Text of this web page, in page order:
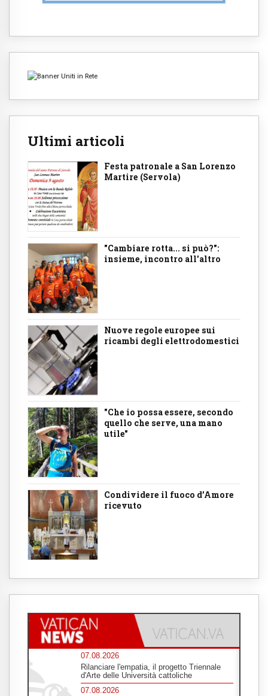
Ultimi articoli
Festa patronale a San Lorenzo
Martire (Servola)
"Cambiare rotta... si può?":
insieme, incontro all'altro
Nuove regole europee sui
ricambi degli elettrodomestici
"Che io possa essere, secondo
quello che serve, una mano
utile"
Condividere il fuoco d’Amore
ricevuto
07.08.2026
Rilanciare l'empatia, il progetto Triennale
d'Arte delle Università cattoliche
07.08.2026